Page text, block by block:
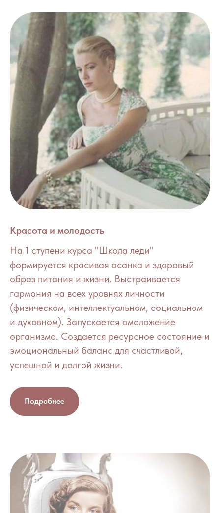
Красота и молодость
На 1 ступени курса "Школа леди"
формируется красивая осанка и здоровый
образ питания и жизни. Выстраивается
гармония на всех уровнях личности
(физическом, интеллектуальном, социальном
и духовном). Запускается омоложение
организма. Создается ресурсное состояние и
эмоциональный баланс для счастливой,
успешной и долгой жизни.
Подробнее